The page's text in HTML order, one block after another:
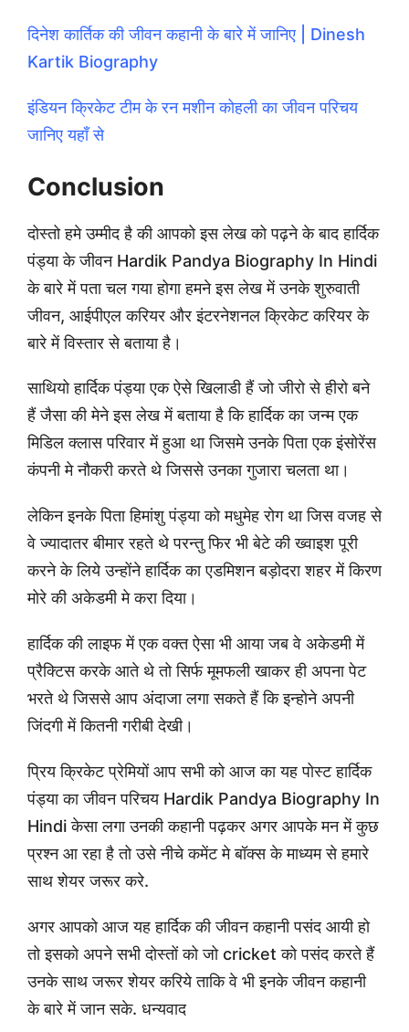
दिनेश कार्तिक की जीवन कहानी के बारे में जानिए | Dinesh
Kartik Biography
इंडियन क्रिकेट टीम के रन मशीन कोहली का जीवन परिचय
जानिए यहाँ से
Conclusion
दोस्तो हमे उम्मीद है की आपको इस लेख को पढ़ने के बाद हार्दिक
पंड्या के जीवन Hardik Pandya Biography In Hindi
के बारे में पता चल गया होगा हमने इस लेख में उनके शुरुवाती
जीवन, आईपीएल करियर और इंटरनेशनल क्रिकेट करियर के
बारे में विस्तार से बताया है।
साथियो हार्दिक पंड्या एक ऐसे खिलाडी हैं जो जीरो से हीरो बने
हैं जैसा की मेने इस लेख में बताया है कि हार्दिक का जन्म एक
मिडिल क्लास परिवार में हुआ था जिसमे उनके पिता एक इंसोरेंस
कंपनी मे नौकरी करते थे जिससे उनका गुजारा चलता था।
लेकिन इनके पिता हिमांशु पंड्या को मधुमेह रोग था जिस वजह से
वे ज्यादातर बीमार रहते थे परन्तु फिर भी बेटे की ख्वाइश पूरी
करने के लिये उन्होंने हार्दिक का एडमिशन बड़ोदरा शहर में किरण
मोरे की अकेडमी मे करा दिया।
हार्दिक की लाइफ में एक वक्त ऐसा भी आया जब वे अकेडमी में
प्रैक्टिस करके आते थे तो सिर्फ मूमफली खाकर ही अपना पेट
भरते थे जिससे आप अंदाजा लगा सकते हैं कि इन्होने अपनी
जिंदगी में कितनी गरीबी देखी।
प्रिय क्रिकेट प्रेमियों आप सभी को आज का यह पोस्ट हार्दिक
पंड्या का जीवन परिचय Hardik Pandya Biography In
Hindi केसा लगा उनकी कहानी पढ़कर अगर आपके मन में कुछ
प्रश्न आ रहा है तो उसे नीचे कमेंट मे बॉक्स के माध्यम से हमारे
साथ शेयर जरूर करे.
अगर आपको आज यह हार्दिक की जीवन कहानी पसंद आयी हो
तो इसको अपने सभी दोस्तों को जो cricket को पसंद करते हैं
उनके साथ जरूर शेयर करिये ताकि वे भी इनके जीवन कहानी
के बारे में जान सके. धन्यवाद